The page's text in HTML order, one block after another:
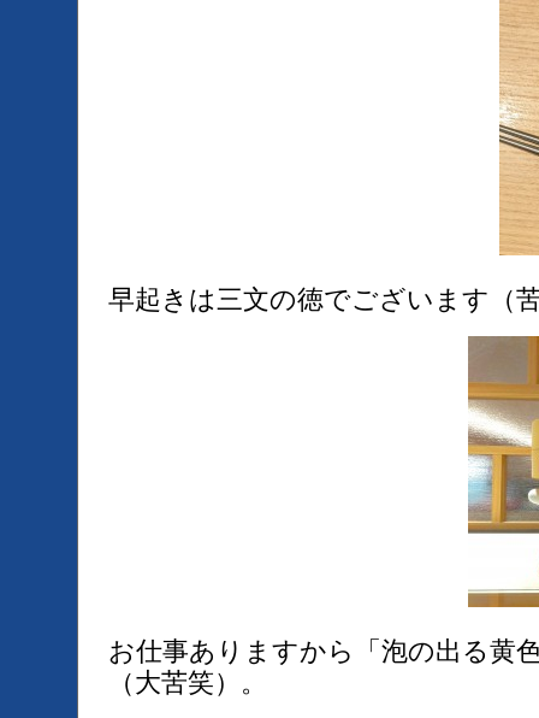
早起きは三文の徳でございます（
お仕事ありますから「泡の出る黄
（大苦笑）。